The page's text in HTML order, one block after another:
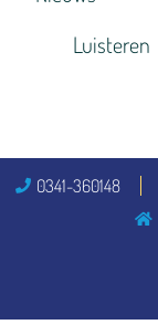
Luisteren
0341-360148